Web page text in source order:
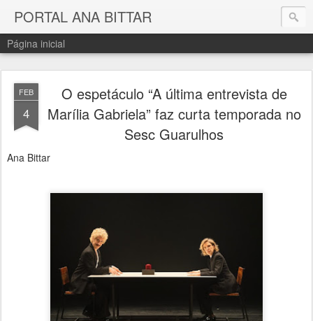
PORTAL ANA BITTAR
Página inicial
FEB
4
O espetáculo “A última entrevista de
Marília Gabriela” faz curta temporada no
Sesc Guarulhos
Ana Bittar